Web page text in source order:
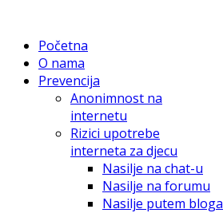
Početna
O nama
Prevencija
Anonimnost na
internetu
Rizici upotrebe
interneta za djecu
Nasilje na chat-u
Nasilje na forumu
Nasilje putem bloga